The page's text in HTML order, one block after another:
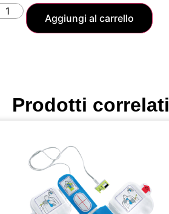
Aggiungi al carrello
Prodotti correlati